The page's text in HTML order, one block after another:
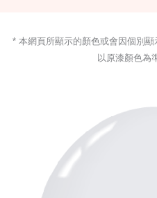
* 本網頁所顯示的顏色或會因個別
以原漆顏色為